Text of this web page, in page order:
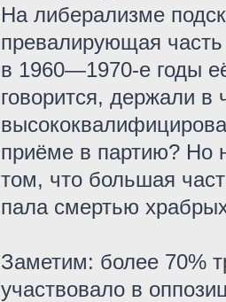
На либерализме
превалирующая часть
в 1960—1970-е годы
говорится, держали
приёме в партию? Но
том, что большая
пала смертью
Заметим: более 70%
участвовало в